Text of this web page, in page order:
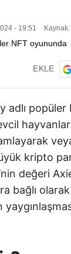
- 19:51
EKLE
adlı
kripto
değeri
bağlı